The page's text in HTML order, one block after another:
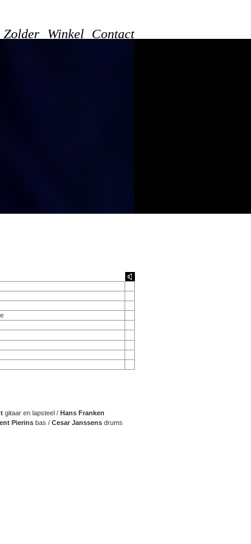
gitaar en lapsteel / Hans Franken
Pierins bas / Cesar Janssens drums
Zolder Winkel Contact